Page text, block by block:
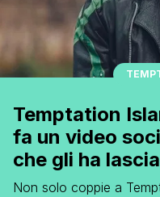
Temptation
fa un video
che gli ha
viso: “Non
Non solo coppie a